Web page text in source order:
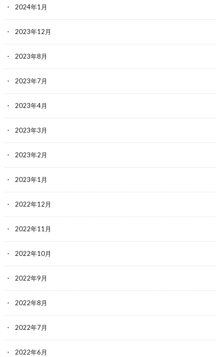
2024年1月
2023年12月
2023年8月
2023年7月
2023年4月
2023年3月
2023年2月
2023年1月
2022年12月
2022年11月
2022年10月
2022年9月
2022年8月
2022年7月
2022年6月